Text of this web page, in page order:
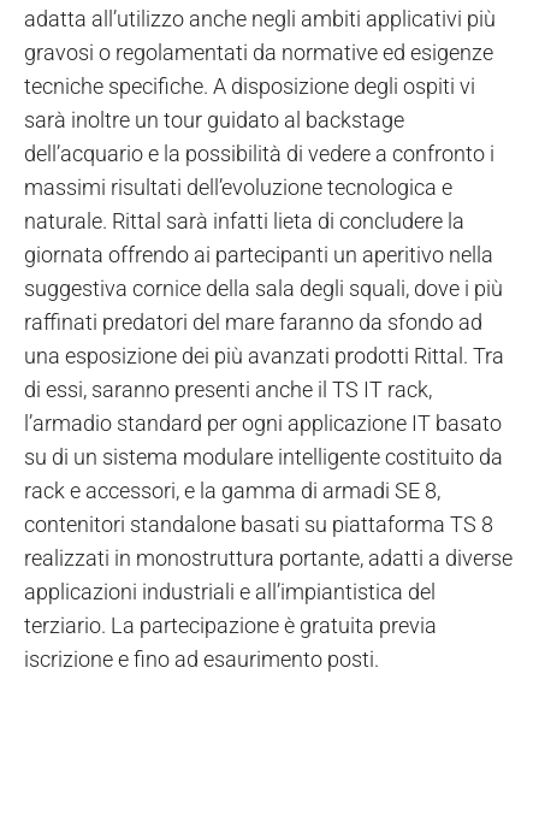
adatta all’utilizzo anche negli ambiti applicativi più
gravosi o regolamentati da normative ed esigenze
tecniche specifiche. A disposizione degli ospiti vi
sarà inoltre un tour guidato al backstage
dell’acquario e la possibilità di vedere a confronto i
massimi risultati dell’evoluzione tecnologica e
naturale. Rittal sarà infatti lieta di concludere la
giornata offrendo ai partecipanti un aperitivo nella
suggestiva cornice della sala degli squali, dove i più
raffinati predatori del mare faranno da sfondo ad
una esposizione dei più avanzati prodotti Rittal. Tra
di essi, saranno presenti anche il TS IT rack,
l’armadio standard per ogni applicazione IT basato
su di un sistema modulare intelligente costituito da
rack e accessori, e la gamma di armadi SE 8,
contenitori standalone basati su piattaforma TS 8
realizzati in monostruttura portante, adatti a diverse
applicazioni industriali e all’impiantistica del
terziario. La partecipazione è gratuita previa
iscrizione e fino ad esaurimento posti.